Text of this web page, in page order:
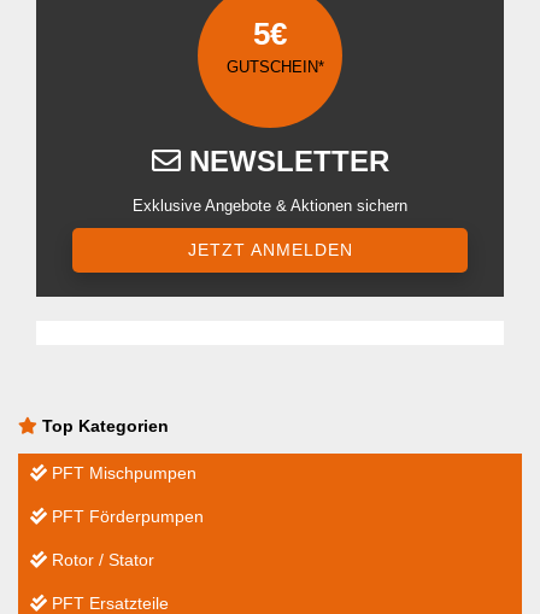
5€
GUTSCHEIN*
NEWSLETTER
Exklusive Angebote & Aktionen sichern
JETZT ANMELDEN
Top Kategorien
PFT Mischpumpen
PFT Förderpumpen
Rotor / Stator
PFT Ersatzteile